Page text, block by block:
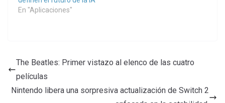
En "Aplicaciones"
The Beatles: Primer vistazo al elenco de las cuatro
películas
Nintendo libera una sorpresiva actualización de Switch 2